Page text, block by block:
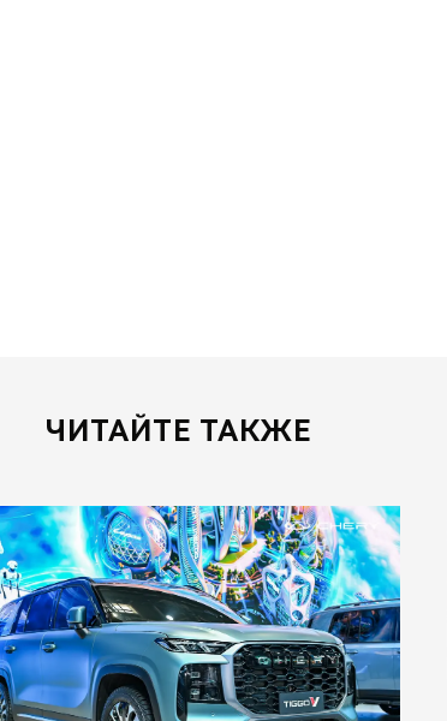
ЧИТАЙТЕ ТАКЖЕ